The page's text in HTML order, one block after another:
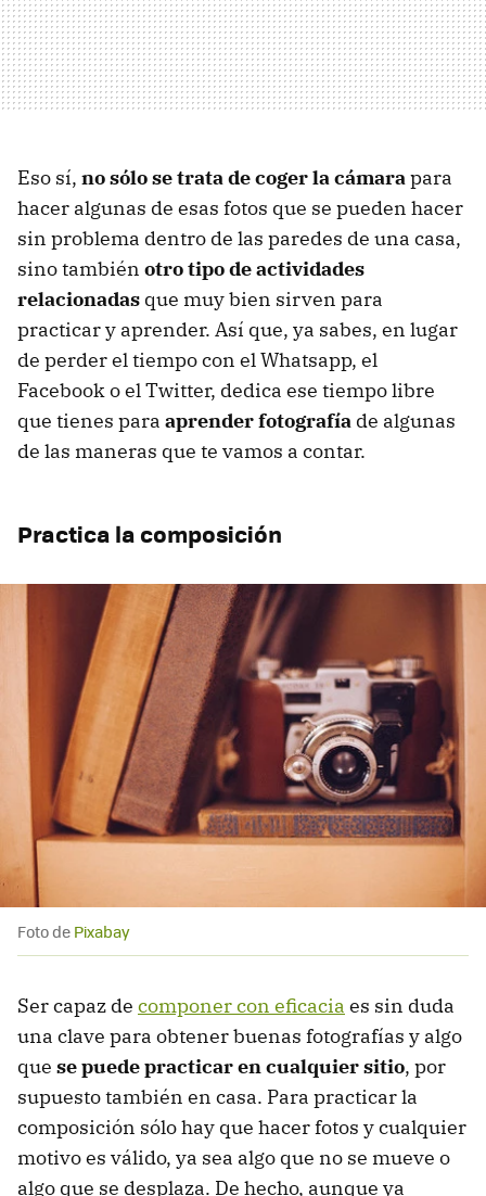
Eso sí, no sólo se trata de coger la cámarapara
hacer algunas de esas fotos que se pueden hacer
sin problema dentro de las paredes de una casa,
sino también otro tipo de actividades
relacionadas que muy bien sirven para
practicar y aprender. Así que, ya sabes, en lugar
de perder el tiempo con el Whatsapp, el
Facebook o el Twitter, dedica ese tiempo libre
que tienes para aprender fotografía de algunas
de las maneras que te vamos a contar.
Practica la composición
Foto de Pixabay
Ser capaz de componer con eficacia es sin duda
una clave para obtener buenas fotografías y algo
que se puede practicar en cualquier sitio, por
supuesto también en casa. Para practicar la
composición sólo hay que hacer fotos y cualquier
motivo es válido, ya sea algo que no se mueve o
algo que se desplaza. De hecho, aunque ya